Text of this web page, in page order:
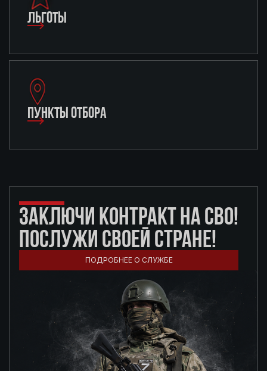
ЛЬГОТЫ
ПУНКТЫ ОТБОРА
ЗАКЛЮЧИ КОНТРАКТ НА СВО!
ПОСЛУЖИ СВОЕЙ СТРАНЕ!
ПОДРОБНЕЕ О СЛУЖБЕ